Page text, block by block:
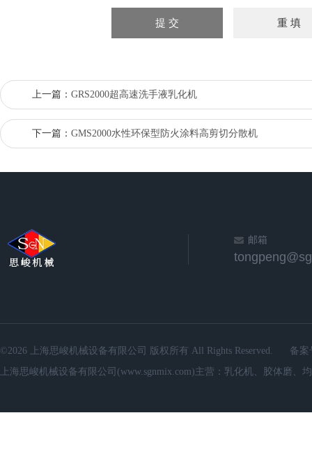
上一篇： GRS2000超高速洗手液乳化机
下一篇： GMS2000水性环保型防火涂料高剪切分散机
邮箱
©2026 上海思峻机械设备有限公司 版权所有 All Rights Reserved.
备案
上海思峻机械设备有限公司(www.sgnmix.com)主营：乳化机、胶体磨